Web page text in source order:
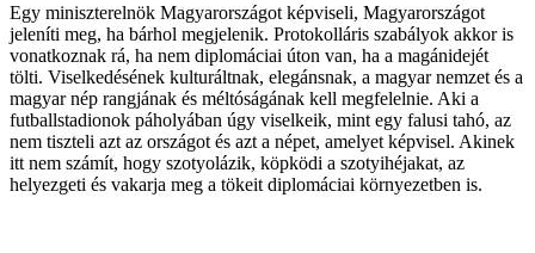
Egy miniszterelnök Magyarországot képviseli, Magyarországot
jeleníti meg, ha bárhol megjelenik. Protokolláris szabályok akkor is
vonatkoznak rá, ha nem diplomáciai úton van, ha a magánidejét
tölti. Viselkedésének kulturáltnak, elegánsnak, a magyar nemzet és a
magyar nép rangjának és méltóságának kell megfelelnie. Aki a
futballstadionok páholyában úgy viselkeik, mint egy falusi tahó, az
nem tiszteli azt az országot és azt a népet, amelyet képvisel. Akinek
itt nem számít, hogy szotyolázik, köpködi a szotyihéjakat, az
helyezgeti és vakarja meg a tökeit diplomáciai környezetben is.